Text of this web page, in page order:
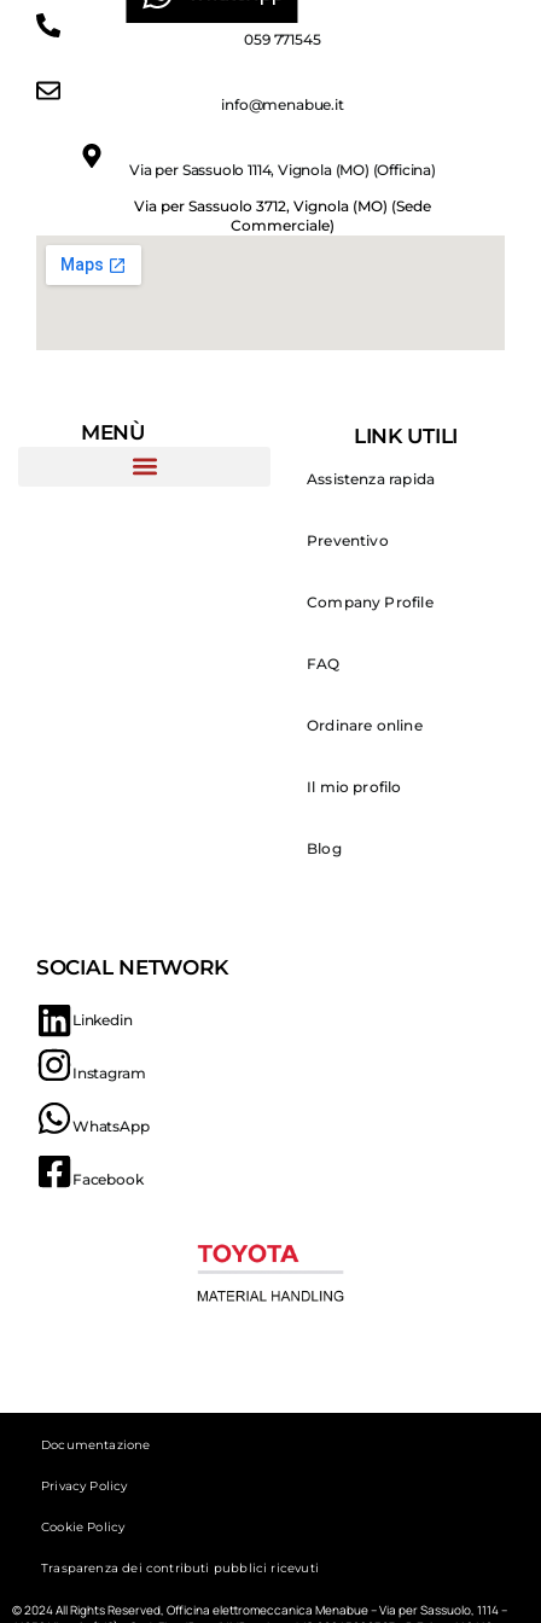
059 771545
info@menabue.it
Via per Sassuolo 1114, Vignola (MO) (Officina)
Via per Sassuolo 3712, Vignola (MO) (Sede
Commerciale)
MENÙ LINK UTILI
Assistenza rapida
Preventivo
Company Profile
FAQ
Ordinare online
Il mio profilo
Blog
SOCIAL NETWORK
Linkedin
Instagram
WhatsApp
Facebook
Documentazione
Privacy Policy
Cookie Policy
Trasparenza dei contributi pubblici ricevuti
© 2024 All Rights Reserved, Officina elettromeccanica Menabue – Via per Sassuolo, 1114 –